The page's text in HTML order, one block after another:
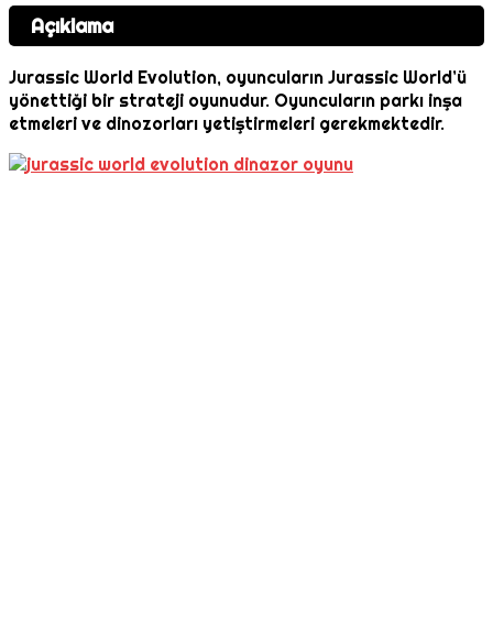
Açıklama
Jurassic World Evolution, oyuncuların Jurassic World’ü
yönettiği bir strateji oyunudur. Oyuncuların parkı inşa
etmeleri ve dinozorları yetiştirmeleri gerekmektedir.